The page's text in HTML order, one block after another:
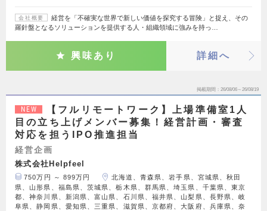
会社概要
経営を「不確実な世界で新しい価値を探究する冒険」と捉え、その
羅針盤となるソリューションを提供する人・組織領域に強みを持っ…
興味あり 詳細へ
掲載期間 26/08/06～26/08/19
NEW
【フルリモートワーク】上場準備室1人
目の立ち上げメンバー募集！経営計画・審査
対応を担うIPO推進担当
経営企画
株式会社Helpfeel
750万円 ～ 899万円
北海道、青森県、岩手県、宮城県、秋田
県、山形県、福島県、茨城県、栃木県、群馬県、埼玉県、千葉県、東京
都、神奈川県、新潟県、富山県、石川県、福井県、山梨県、長野県、岐
阜県、静岡県、愛知県、三重県、滋賀県、京都府、大阪府、兵庫県、奈